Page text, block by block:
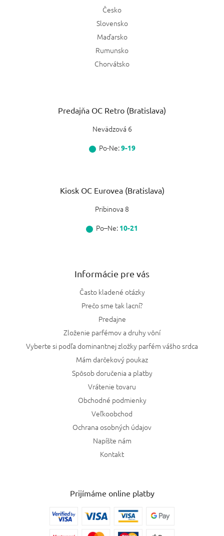
Česko
Slovensko
Maďarsko
Rumunsko
Chorvátsko
Predajňa OC Retro (Bratislava)
Nevädzová 6
Po-Ne:9-19
Kiosk OC Eurovea (Bratislava)
Pribinova 8
Po–Ne: 10-21
Informácie pre vás
Často kladené otázky
Prečo sme tak lacní?
Predajne
Zloženie parfémov a druhy vôní
Vyberte si podľa dominantnej zložky parfém vášho srdca
Mám darčekový poukaz
Spôsob doručenia a platby
Vrátenie tovaru
Obchodné podmienky
Veľkoobchod
Ochrana osobných údajov
Napíšte nám
Kontakt
Prijímáme online platby